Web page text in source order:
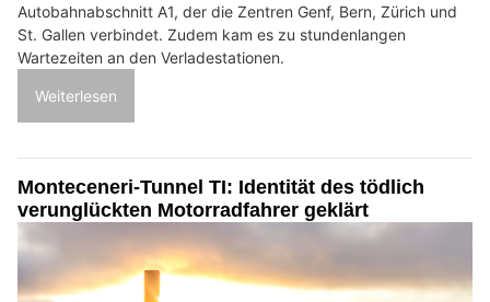
Autobahnabschnitt A1, der die Zentren Genf, Bern, Zürich und
St. Gallen verbindet. Zudem kam es zu stundenlangen
Wartezeiten an den Verladestationen.
Weiterlesen
Monteceneri-Tunnel TI: Identität des tödlich
verunglückten Motorradfahrer geklärt